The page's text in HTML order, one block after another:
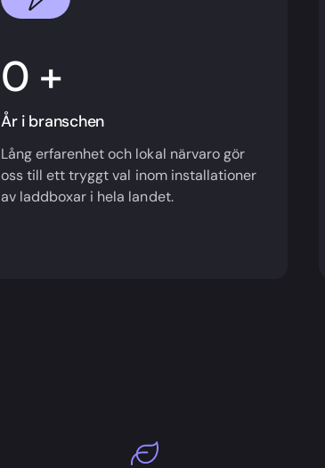
+
År i branschen
Lång erfarenhet och lokal närvaro gör
oss till ett tryggt val inom installationer
av laddboxar i hela landet.